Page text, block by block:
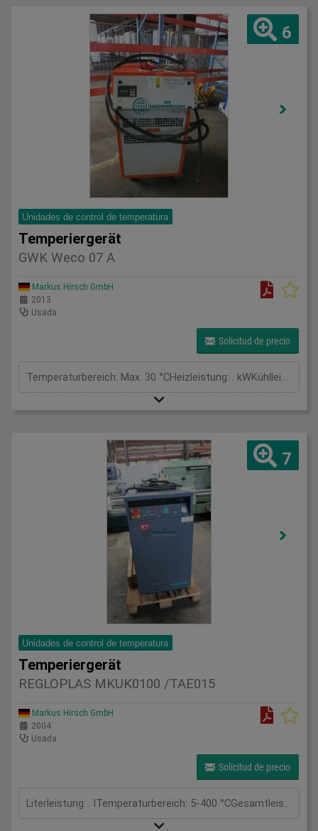
6
Unidades de control de temperatura
Temperiergerät
GWK Weco 07 A
Markus Hirsch GmbH
2013
Usada
Solicitud de precio
Temperaturbereich: Max. 30 °CHeizleistung: . kWKühlleistung: . WUmlaufmedium: 30 GradGesamtleistungsbedarf: 4,5 kWMaschinengewicht ca.: tRaumbedarf ca.: m
7
Unidades de control de temperatura
Temperiergerät
REGLOPLAS MKUK0100 /TAE015
Markus Hirsch GmbH
2004
Usada
Solicitud de precio
Literleistung: . lTemperaturbereich: 5-400 °CGesamtleistungsbedarf: . kWMaschinengewicht ca.: . tRaumbedarf ca.: . m